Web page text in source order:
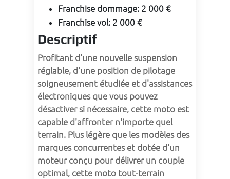
Franchise dommage: 2 000 €
Franchise vol: 2 000 €
Descriptif
Profitant d'une nouvelle suspension
réglable, d'une position de pilotage
soigneusement étudiée et d'assistances
électroniques que vous pouvez
désactiver si nécessaire, cette moto est
capable d'affronter n'importe quel
terrain. Plus légère que les modèles des
marques concurrentes et dotée d'un
moteur conçu pour délivrer un couple
optimal, cette moto tout-terrain